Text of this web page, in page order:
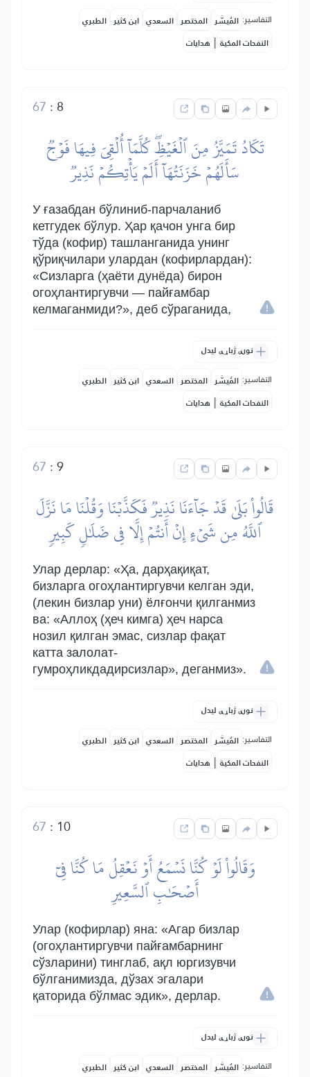
التفاسير: المُيسَّر المختصر السعدي ابن كثير الطبري
النفحات المكية | هدايات
8
:
67
تَكَادُ تَمَيَّزُ مِنَ ٱلۡغَيۡظِۖ كُلَّمَآ أُلۡقِيَ فِيهَا فَوۡجٞ
سَأَلَهُمۡ خَزَنَتُهَآ أَلَمۡ يَأۡتِكُمۡ نَذِيرٞ
У ғазабдан бўлиниб-парчаланиб
кетгудек бўлур. Ҳар қачон унга бир
тўда (кофир) ташланганида унинг
қўриқчилари улардан (кофирлардан):
«Сизларга (ҳаёти дунёда) бирон
огоҳлантиргувчи — пайғамбар
келмаганмиди?», деб сўраганида,
نورې ژباړې لیدل
التفاسير: المُيسَّر المختصر السعدي ابن كثير الطبري
النفحات المكية | هدايات
9
:
67
قَالُواْ بَلَىٰ قَدۡ جَآءَنَا نَذِيرٞ فَكَذَّبۡنَا وَقُلۡنَا مَا نَزَّلَ
ٱللَّهُ مِن شَيۡءٍ إِنۡ أَنتُمۡ إِلَّا فِي ضَلَٰلٖ كَبِيرٖ
Улар дерлар: «Ҳа, дарҳақиқат,
бизларга огоҳлантиргувчи келган эди,
(лекин бизлар уни) ёлғончи қилганмиз
ва: «Аллоҳ (ҳеч кимга) ҳеч нарса
нозил қилган эмас, сизлар фақат
катта залолат-
гумроҳликдадирсизлар», деганмиз».
نورې ژباړې لیدل
التفاسير: المُيسَّر المختصر السعدي ابن كثير الطبري
النفحات المكية | هدايات
10
:
67
وَقَالُواْ لَوۡ كُنَّا نَسۡمَعُ أَوۡ نَعۡقِلُ مَا كُنَّا فِيٓ
أَصۡحَٰبِ ٱلسَّعِيرِ
Улар (кофирлар) яна: «Агар бизлар
(огоҳлантиргувчи пайғамбарнинг
сўзларини) тинглаб, ақл юргизувчи
бўлганимизда, дўзах эгалари
қаторида бўлмас эдик», дерлар.
نورې ژباړې لیدل
التفاسير: المُيسَّر المختصر السعدي ابن كثير الطبري